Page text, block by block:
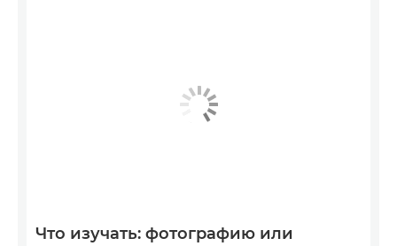
Что изучать: фотографию или